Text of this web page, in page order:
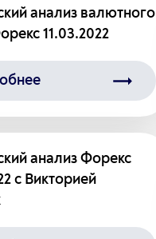
анализ валютного
11.03.2022
анализ Форекс
с Викторией